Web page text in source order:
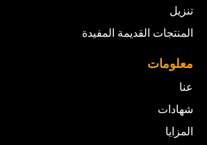
تنزيل
المنتجات القديمة المفيدة
معلومات
عنا
شهادات
المزايا